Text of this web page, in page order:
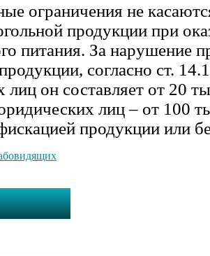
ограничения не
продукции при
питания. За нарушение
согласно ст.
он составляет от 20
лиц – от 100
продукции или